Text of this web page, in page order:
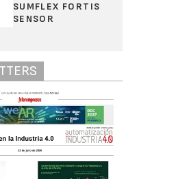
SUMFLEX FORTIS
SENSOR